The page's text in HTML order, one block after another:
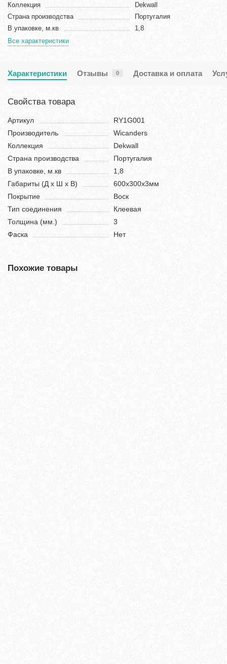
Коллекция
Dekwall
Страна производства
Португалия
В упаковке, м.кв
1,8
Все характеристики
Характеристики Отзывы 0 Доставка и оплата
Свойства товара
Артикул
RY1G001
Производитель
Wicanders
Коллекция
Dekwall
Страна производства
Португалия
В упаковке, м.кв
1,8
Габариты (Д х Ш х В)
600x300x3мм
Покрытие
Воск
Тип соединения
Клеевая
Толщина (мм.)
3
Фаска
Нет
Похожие товары